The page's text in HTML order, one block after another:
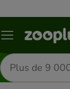
Menu
Rechercher
des
produits